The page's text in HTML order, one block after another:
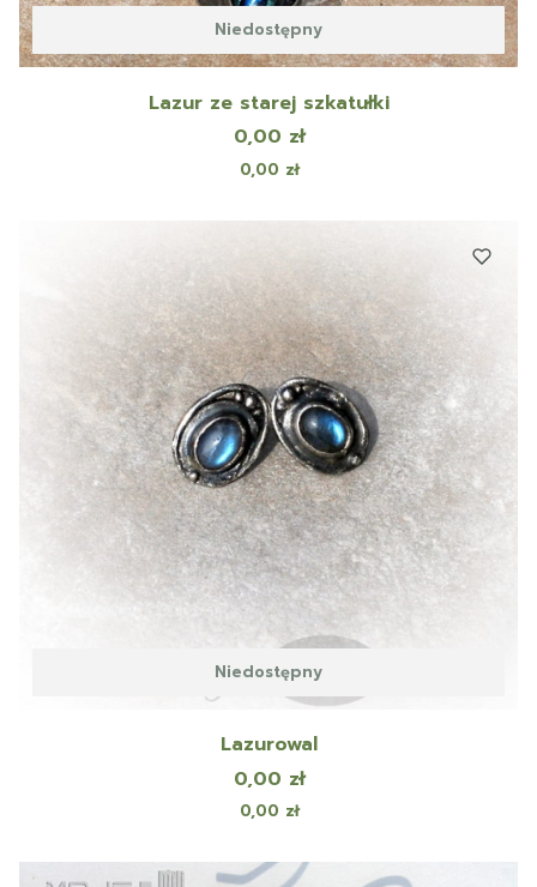
Niedostępny
Lazur ze starej szkatułki
Cena
0,00 zł
Cena
0,00 zł
Niedostępny
Lazurowal
Cena
0,00 zł
Cena
0,00 zł